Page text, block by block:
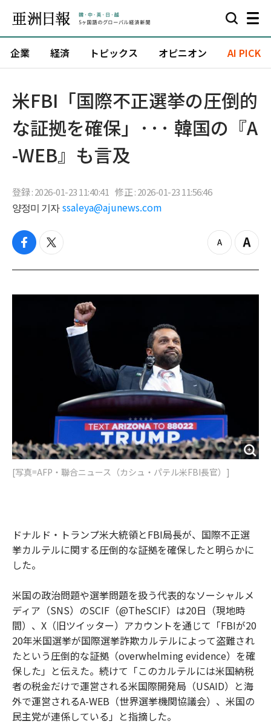
企業 経済 トピックス オピニオン AI PICK
米FBI「国際不正選挙の圧倒的
な証拠を確保」··· 韓国の『A
-WEB』も言及
登録 : 2026-01-23 11:40:41 修正 : 2026-01-23 11:56:46
양정미 기자 ssaleya@ajunews.com
f
c
b
t
i
t
z
o
o
Z
o
i
[写真=AFP・聯合ニュース（カシュ・パテル米FBI長官）]
ドナルド・トランプ米大統領とFBI局長が、国際不正選
挙カルテルに関する圧倒的な証拠を確保したと明らかに
した。
米国の政治問題や選挙問題を扱う代表的なソーシャルメ
ディア（SNS）のSCIF（@TheSCIF）は20日（現地時
間）、X（旧ツイッター）アカウントを通じて「FBIが20
20年米国選挙が国際選挙詐欺カルテルによって盗難され
たという圧倒的な証拠（overwhelming evidence）を確
保した」と伝えた。続けて「このカルテルには米国納税
者の税金だけで運営される米国際開発局（USAID）と海
外で運営されるA-WEB（世界選挙機関協議会）、米国の
民主党が連係している」と指摘した。